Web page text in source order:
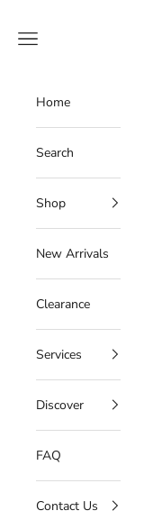
Navigation menu
Home
Search
Shop
New Arrivals
Clearance
Services
Discover
FAQ
Contact Us